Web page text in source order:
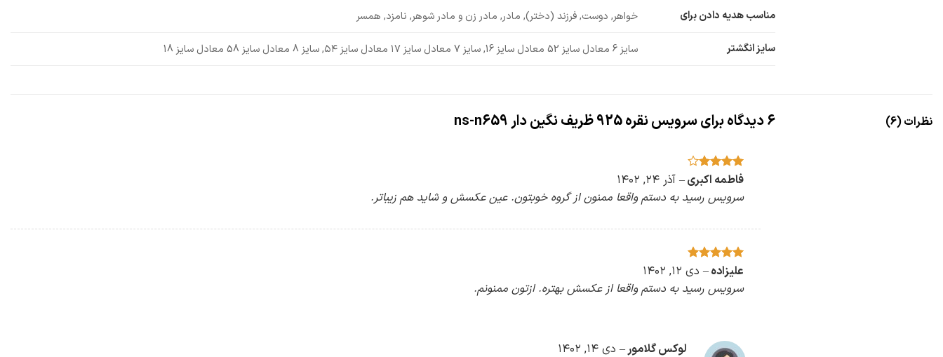
مناسب هدیه دادن برای خواهر, دوست, فرزند (دختر), مادر, مادر زن و مادر شوهر, نامزد, همسر
سایز انگشتر سایز 6 معادل سایز 52 معادل سایز 16, سایز 7 معادل سایز ۱۷ معادل سایز ۵۴, سایز 8 معادل سایز 58 معادل سایز 18
نظرات (6) 6 دیدگاه برای سرویس نقره 925 ظریف نگین دار ns-n659
امتیاز 4
فاطمه اکبری– آذر ۲۴, ۱۴۰۲
سرویس رسید به دستم واقعا ممنون از گروه خوبتون. عین عکسش و شاید هم زیباتر.
امتیاز5
از
علیزاده– دی ۱۲, ۱۴۰۲
سرویس رسید به دستم واقعا از عکسش بهتره. ازتون ممنونم.
لوکس گلامور – دی ۱۴, ۱۴۰۲